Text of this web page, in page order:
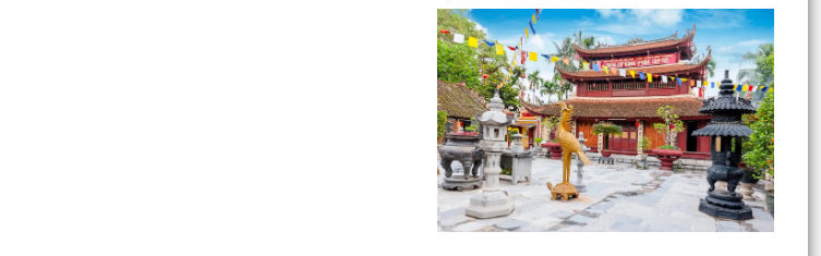
Ngày Thương...
Phường Đông Hải phối hợp trao quà tri ân người
có công nhân kỷ niệm 79 năm Ngày Thương
binh - Liệt...
Giáo xứ Xâm Bồ dâng hoa tri ân các anh hùng
liệt sĩ
Hội CCB phường Đông Hải phát huy vai trò nòng